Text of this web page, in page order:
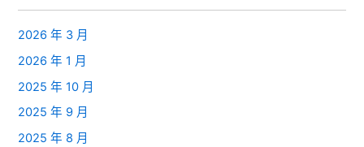
2026 年 3 月
2026 年 1 月
2025 年 10 月
2025 年 9 月
2025 年 8 月